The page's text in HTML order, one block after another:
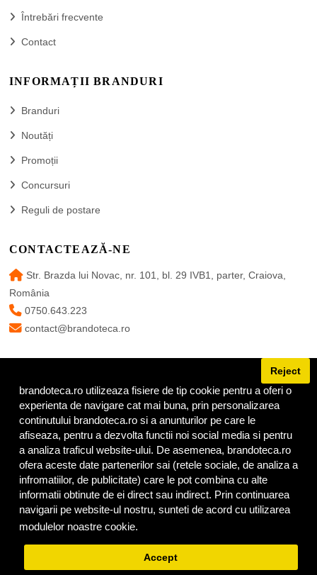
brandoteca.ro utilizeaza fisiere de tip cookie pentru a oferi o
experienta de navigare cat mai buna, prin personalizarea
continutului brandoteca.ro si a anunturilor pe care le
afiseaza, pentru a dezvolta functii noi social media si pentru
a analiza traficul website-ului. De asemenea, brandoteca.ro
ofera aceste date partenerilor sai (retele sociale, de analiza a
infromatiilor, de publicitate) care le pot combina cu alte
informatii obtinute de ei direct sau indirect. Prin continuarea
navigarii pe website-ul nostru, sunteti de acord cu utilizarea
modulelor noastre cookie.
Reject
Accept
Întrebări frecvente
Contact
INFORMAȚII BRANDURI
Branduri
Noutăți
Promoții
Concursuri
Reguli de postare
CONTACTEAZĂ-NE
Str. Brazda lui Novac, nr. 101, bl. 29 IVB1, parter, Craiova,
România
0750.643.223
contact@brandoteca.ro
URMĂREȘTE-NE
© Copyright Brandoteca 2025 |Termeni|Confidențialitate|Cookies